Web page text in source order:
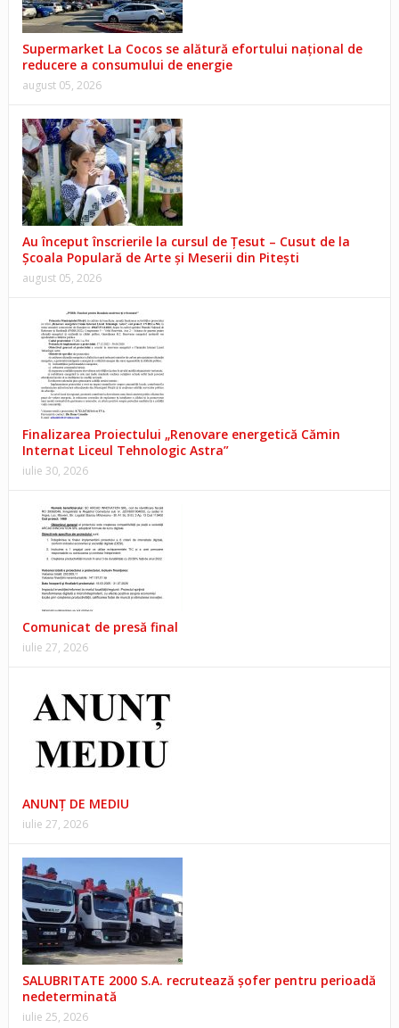
Supermarket La Cocos se alătură efortului național de
reducere a consumului de energie
august 05, 2026
Au început înscrierile la cursul de Țesut – Cusut de la
Școala Populară de Arte și Meserii din Pitești
august 05, 2026
Finalizarea Proiectului „Renovare energetică Cămin
Internat Liceul Tehnologic Astra”
iulie 30, 2026
Comunicat de presă final
iulie 27, 2026
ANUNŢ DE MEDIU
iulie 27, 2026
SALUBRITATE 2000 S.A. recrutează șofer pentru perioadă
nedeterminată
iulie 25, 2026